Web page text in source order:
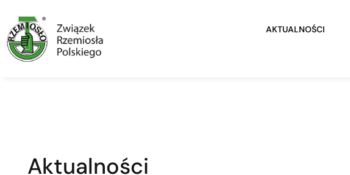
AKTUALNOŚCI
Aktualności